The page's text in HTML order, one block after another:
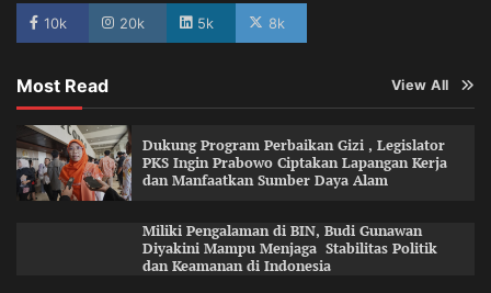
10k 20k 5k 8k
Most Read View All
Dukung Program Perbaikan Gizi , Legislator
PKS Ingin Prabowo Ciptakan Lapangan Kerja
dan Manfaatkan Sumber Daya Alam
Miliki Pengalaman di BIN, Budi Gunawan
Diyakini Mampu Menjaga Stabilitas Politik
dan Keamanan di Indonesia